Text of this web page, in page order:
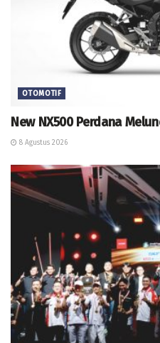
OTOMOTIF
New NX500 Perdana
8 Agustus 2026